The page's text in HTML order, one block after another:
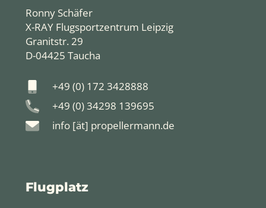
Ronny Schäfer
X-RAY Flugsportzentrum Leipzig
Granitstr. 29
D-04425 Taucha
+49 (0) 172 3428888
+49 (0) 34298 139695
info [ät] propellermann.de
Flugplatz